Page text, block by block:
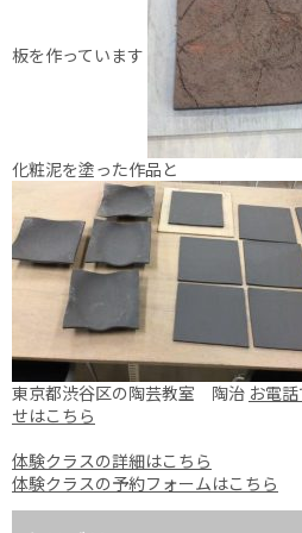
板を作っています
化粧泥を塗った作品と
東京都渋谷区の陶芸教室 陶治 お電
せはこちら
体験クラスの詳細はこちら
体験クラスの予約フォームはこちら